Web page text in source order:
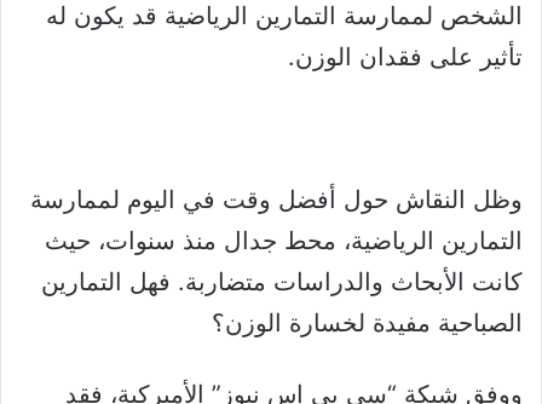
الشخص لممارسة التمارين الرياضية قد يكون له
تأثير على فقدان الوزن.
وظل النقاش حول أفضل وقت في اليوم لممارسة
التمارين الرياضية، محط جدال منذ سنوات، حيث
كانت الأبحاث والدراسات متضاربة. فهل التمارين
الصباحية مفيدة لخسارة الوزن؟
ووفق شبكة “سي بي إس نيوز” الأميركية، فقد